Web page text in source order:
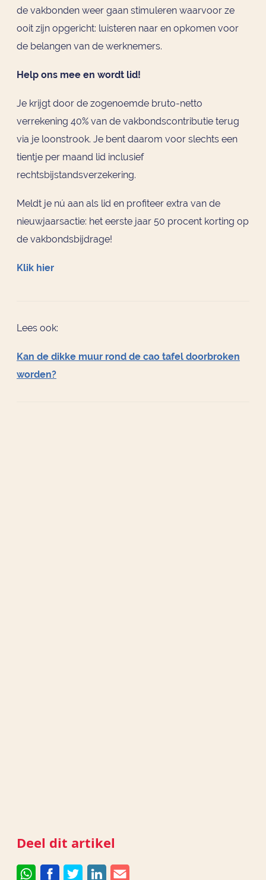
de vakbonden weer gaan stimuleren waarvoor ze
ooit zijn opgericht: luisteren naar en opkomen voor
de belangen van de werknemers.
Help ons mee en wordt lid!
Je krijgt door de zogenoemde bruto-netto
verrekening 40% van de vakbondscontributie terug
via je loonstrook. Je bent daarom voor slechts een
tientje per maand lid inclusief
rechtsbijstandsverzekering.
Meldt je nú aan als lid en profiteer extra van de
nieuwjaarsactie: het eerste jaar 50 procent korting op
de vakbondsbijdrage!
Klik hier
Lees ook:
Kan de dikke muur rond de cao tafel doorbroken
worden?
Deel dit artikel